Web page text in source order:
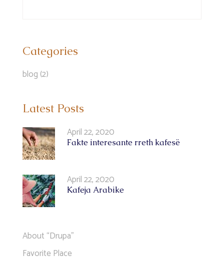
Categories
blog (2)
Latest Posts
April 22, 2020
Fakte interesante rreth kafesë
April 22, 2020
Kafeja Arabike
About “Drupa”
Favorite Place